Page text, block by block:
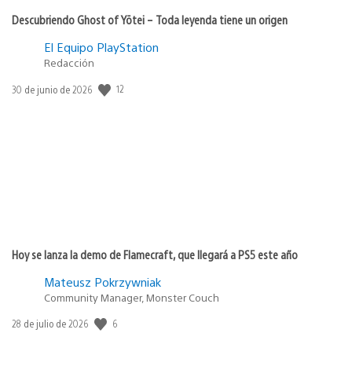
Descubriendo Ghost of Yōtei – Toda leyenda tiene un origen
El Equipo PlayStation
Redacción
Fecha
30 de junio de 2026 12
Hoy se lanza la demo de Flamecraft, que llegará a PS5 este año
Mateusz Pokrzywniak
Community Manager, Monster Couch
Fecha
28 de julio de 2026 6